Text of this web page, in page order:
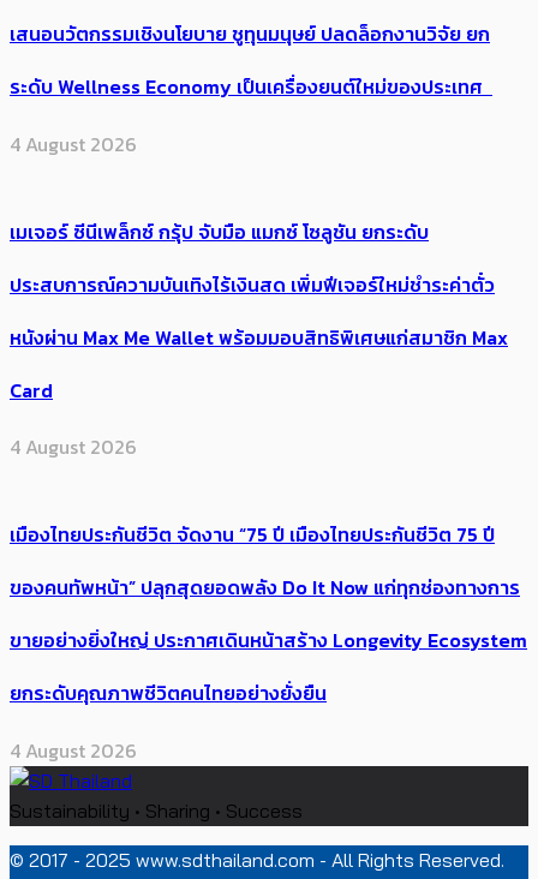
เสนอนวัตกรรมเชิงนโยบาย ชูทุนมนุษย์ ปลดล็อกงานวิจัย ยก
ระดับ Wellness Economy เป็นเครื่องยนต์ใหม่ของประเทศ
4 August 2026
เมเจอร์ ซีนีเพล็กซ์ กรุ้ป จับมือ แมกซ์ โซลูชัน ยกระดับ
ประสบการณ์ความบันเทิงไร้เงินสด เพิ่มฟีเจอร์ใหม่ชำระค่าตั๋ว
หนังผ่าน Max Me Wallet พร้อมมอบสิทธิพิเศษแก่สมาชิก Max
Card
4 August 2026
เมืองไทยประกันชีวิต จัดงาน “75 ปี เมืองไทยประกันชีวิต 75 ปี
ของคนทัพหน้า” ปลุกสุดยอดพลัง Do It Now แก่ทุกช่องทางการ
ขายอย่างยิ่งใหญ่ ประกาศเดินหน้าสร้าง Longevity Ecosystem
ยกระดับคุณภาพชีวิตคนไทยอย่างยั่งยืน
4 August 2026
Sustainability • Sharing • Success
© 2017 - 2025 www.sdthailand.com - All Rights Reserved.